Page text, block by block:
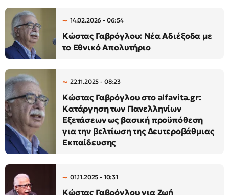
14.02.2026 - 06:54
Κώστας Γαβρόγλου: Νέα Αδιέξοδα με
το Εθνικό Απολυτήριο
22.11.2025 - 08:23
Κώστας Γαβρόγλου στο alfavita.gr:
Κατάργηση των Πανελληνίων
Εξετάσεων ως βασική προϋπόθεση
για την βελτίωση της Δευτεροβάθμιας
Εκπαίδευσης
01.11.2025 - 10:31
Κώστας Γαβρόγλου για Ζωή